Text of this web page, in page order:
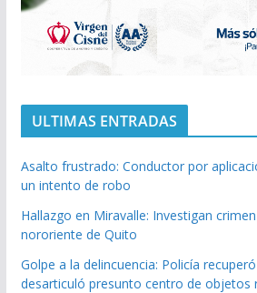
ULTIMAS ENTRADAS
Asalto frustrado: Conductor por
un intento de robo
Hallazgo en Miravalle: Investigan
nororiente de Quito
Golpe a la delincuencia: Policía
desarticuló presunto centro de objetos